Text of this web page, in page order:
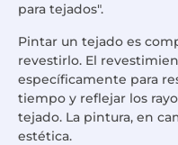
para tejados".
Pintar un tejado es
revestirlo. El
específicamente para
tiempo y reflejar los
tejado. La pintura, en
estética.